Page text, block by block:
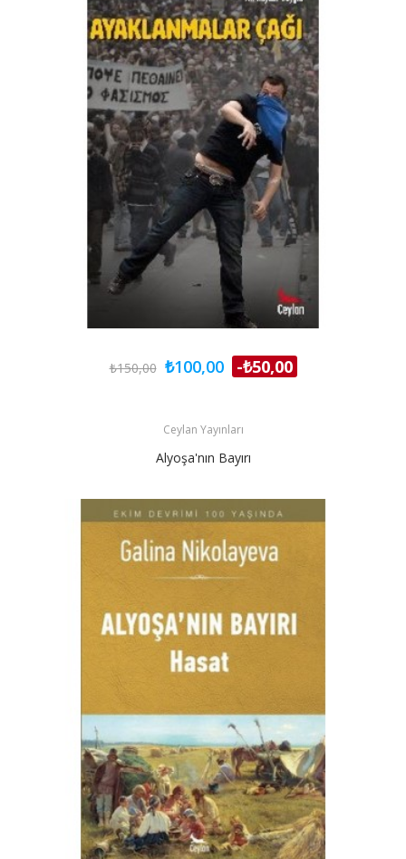
₺150,00 ₺100,00 -₺50,00
Ceylan Yayınları
Alyoşa'nın Bayırı